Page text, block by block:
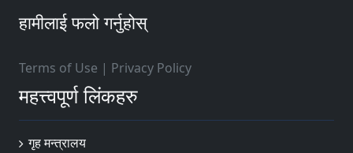
हामीलाई फलो गर्नुहोस्
Terms of Use | Privacy Policy
महत्त्वपूर्ण लिंकहरु
गृह मन्त्रालय